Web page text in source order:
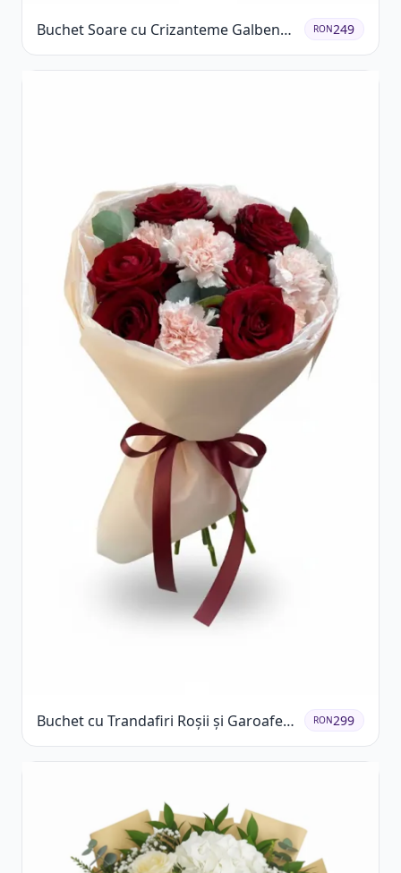
Buchet Soare cu Crizanteme Galbene
și Trandafiri Albi
RON249
Buchet cu Trandafiri Roșii și Garoafe
Roz Pal
RON299